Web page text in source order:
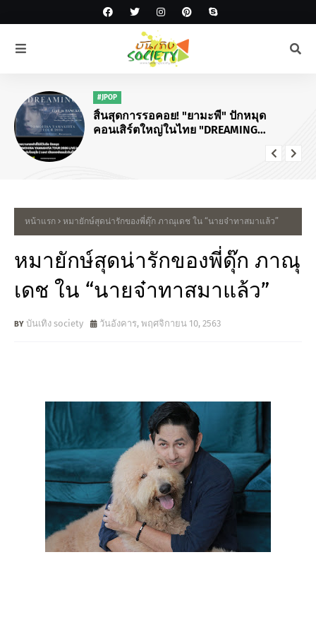
#JPOP
สิ้นสุดการรอคอย! "ยามะพี" ปักหมุด
คอนเสิร์ตใหญ่ในไทย "DREAMING
หน้าแรก หมายักษ์สุดน่ารักของพี่ดุ๊ก ภาณุเดช ใน “นายจ๋าทาสมาแล้ว”
หมายักษ์สุดน่ารักของพี่ดุ๊ก ภาณุ
เดช ใน “นายจ๋าทาสมาแล้ว”
บันเทิง society วันอังคาร, พฤศจิกายน 10, 2563